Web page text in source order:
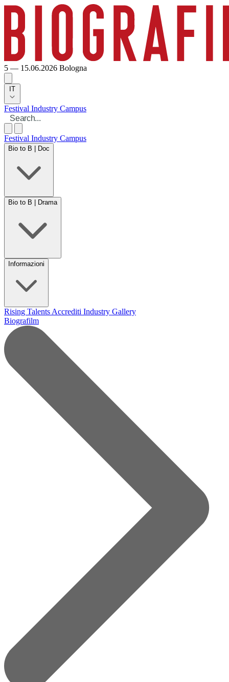
5 — 15.06.2026 Bologna
IT
Festival Industry Campus
Festival Industry Campus
Bio to B | Doc
Bio to B | Drama
Informazioni
Rising Talents Accrediti Industry Gallery
Biografilm